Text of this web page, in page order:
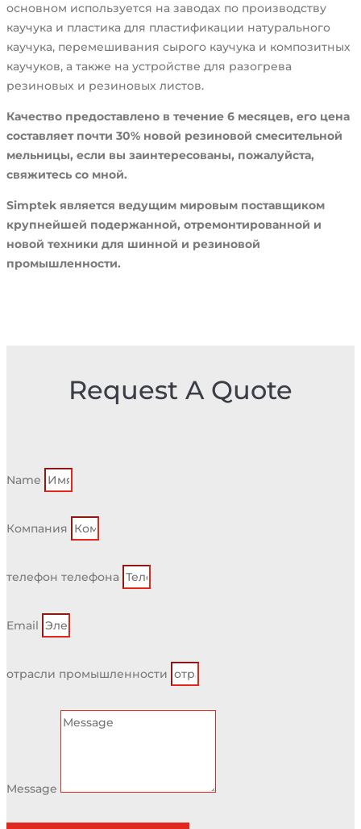
основном используется на заводах по производству
каучука и пластика для пластификации натурального
каучука, перемешивания сырого каучука и композитных
каучуков, а также на устройстве для разогрева
резиновых и резиновых листов.
Качество предоставлено в течение 6 месяцев, его цена
составляет почти 30% новой резиновой смесительной
мельницы, если вы заинтересованы, пожалуйста,
свяжитесь со мной.
Simptek является ведущим мировым поставщиком
крупнейшей подержанной, отремонтированной и
новой техники для шинной и резиновой
промышленности.
Request A Quote
Name
Компания
телефон телефона
Email
отрасли промышленности
Message